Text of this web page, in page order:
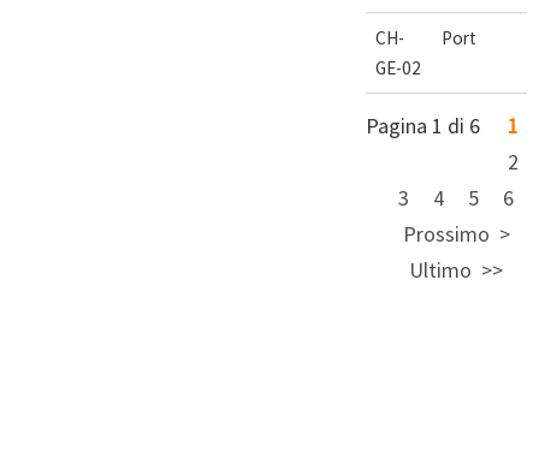
CH-
GE-02
Port
Pagina 1 di 6
1
2
3
4 5
6
Prossimo
Ultimo